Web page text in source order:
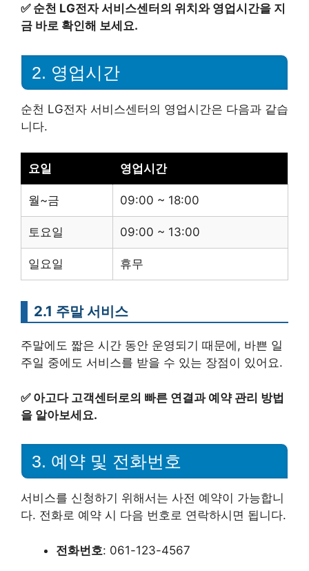
✅ 순천 LG전자 서비스센터의 위치와 영업시간을 지
금 바로 확인해 보세요.
2. 영업시간
순천 LG전자 서비스센터의 영업시간은 다음과 같습
니다.
요일 영업시간
월~금 09:00 ~ 18:00
토요일 09:00 ~ 13:00
일요일 휴무
2.1 주말 서비스
주말에도 짧은 시간 동안 운영되기 때문에, 바쁜 일
주일 중에도 서비스를 받을 수 있는 장점이 있어요.
✅ 아고다 고객센터로의 빠른 연결과 예약 관리 방법
을 알아보세요.
3. 예약 및 전화번호
서비스를 신청하기 위해서는 사전 예약이 가능합니
다. 전화로 예약 시 다음 번호로 연락하시면 됩니다.
전화번호: 061-123-4567